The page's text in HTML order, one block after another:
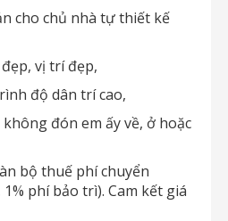
cho chủ nhà tự thiết kế
vị trí đẹp,
độ dân trí cao,
đón em ấy về, ở hoặc
bộ thuế phí chuyển
phí bảo trì). Cam kết giá